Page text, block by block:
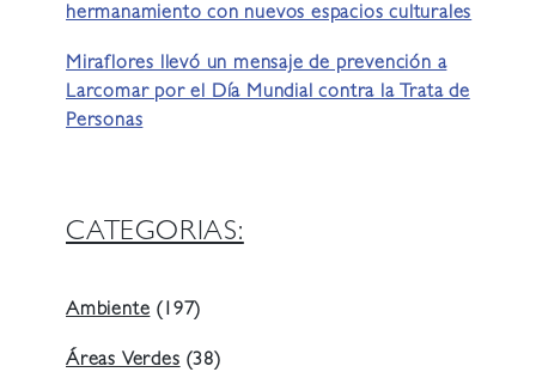
hermanamiento con nuevos espacios culturales
Miraflores llevó un mensaje de prevención a
Larcomar por el Día Mundial contra la Trata de
Personas
CATEGORIAS:
Ambiente (197)
Áreas Verdes (38)